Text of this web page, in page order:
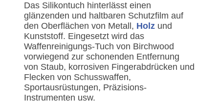
Das Silikontuch hinterlässt einen
glänzenden und haltbaren Schutzfilm auf
den Oberflächen von Metall, Holz und
Kunststoff. Eingesetzt wird das
Waffenreinigungs-Tuch von Birchwood
vorwiegend zur schonenden Entfernung
von Staub, korrosiven Fingerabdrücken und
Flecken von Schusswaffen,
Sportausrüstungen, Präzisions-
Instrumenten usw.